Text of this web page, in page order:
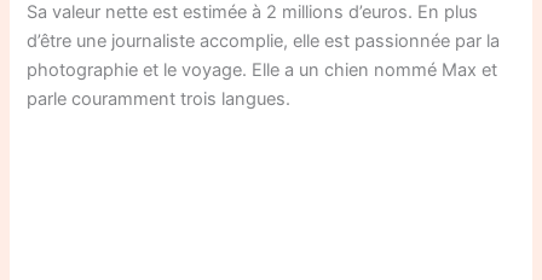
Sa valeur nette est estimée à 2 millions d’euros. En plus
d’être une journaliste accomplie, elle est passionnée par la
photographie et le voyage. Elle a un chien nommé Max et
parle couramment trois langues.